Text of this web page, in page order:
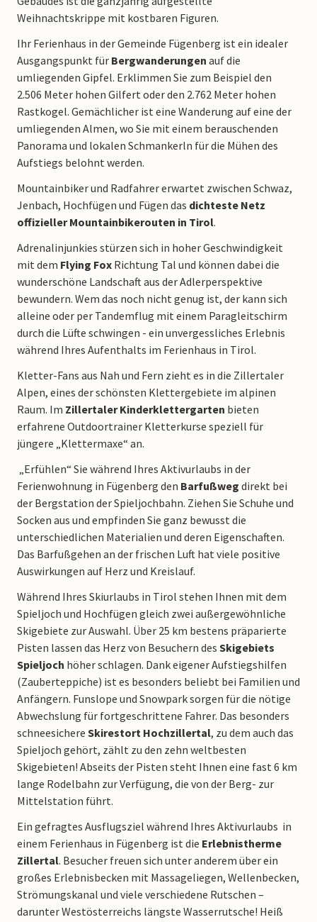
Weihnachtskrippe mit kostbaren Figuren.
Ihr Ferienhaus in der Gemeinde Fügenberg ist ein idealer
Ausgangspunkt für Bergwanderungen auf die
umliegenden Gipfel. Erklimmen Sie zum Beispiel den
2.506 Meter hohen Gilfert oder den 2.762 Meter hohen
Rastkogel. Gemächlicher ist eine Wanderung auf eine der
umliegenden Almen, wo Sie mit einem berauschenden
Panorama und lokalen Schmankerln für die Mühen des
Aufstiegs belohnt werden.
Mountainbiker und Radfahrer erwartet zwischen Schwaz,
Jenbach, Hochfügen und Fügen das dichteste Netz
offizieller Mountainbikerouten in Tirol.
Adrenalinjunkies stürzen sich in hoher Geschwindigkeit
mit dem Flying Fox Richtung Tal und können dabei die
wunderschöne Landschaft aus der Adlerperspektive
bewundern. Wem das noch nicht genug ist, der kann sich
alleine oder per Tandemflug mit einem Paragleitschirm
durch die Lüfte schwingen - ein unvergessliches Erlebnis
während Ihres Aufenthalts im Ferienhaus in Tirol.
Kletter-Fans aus Nah und Fern zieht es in die Zillertaler
Alpen, eines der schönsten Klettergebiete im alpinen
Raum. Im Zillertaler Kinderklettergarten bieten
erfahrene Outdoortrainer Kletterkurse speziell für
jüngere „Klettermaxe“ an.
„Erfühlen“ Sie während Ihres Aktivurlaubs in der
Ferienwohnung in Fügenberg den Barfußweg direkt bei
der Bergstation der Spieljochbahn. Ziehen Sie Schuhe und
Socken aus und empfinden Sie ganz bewusst die
unterschiedlichen Materialien und deren Eigenschaften.
Das Barfußgehen an der frischen Luft hat viele positive
Auswirkungen auf Herz und Kreislauf.
Während Ihres Skiurlaubs in Tirol stehen Ihnen mit dem
Spieljoch und Hochfügen gleich zwei außergewöhnliche
Skigebiete zur Auswahl. Über 25 km bestens präparierte
Pisten lassen das Herz von Besuchern des Skigebiets
Spieljoch höher schlagen. Dank eigener Aufstiegshilfen
(Zauberteppiche) ist es besonders beliebt bei Familien und
Anfängern. Funslope und Snowpark sorgen für die nötige
Abwechslung für fortgeschrittene Fahrer. Das besonders
schneesichere Skirestort Hochzillertal, zu dem auch das
Spieljoch gehört, zählt zu den zehn weltbesten
Skigebieten! Abseits der Pisten steht Ihnen eine fast 6 km
lange Rodelbahn zur Verfügung, die von der Berg- zur
Mittelstation führt.
Ein gefragtes Ausflugsziel während Ihres Aktivurlaubs in
einem Ferienhaus in Fügenberg ist die Erlebnistherme
Zillertal. Besucher freuen sich unter anderem über ein
großes Erlebnisbecken mit Massageliegen, Wellenbecken,
Strömungskanal und viele verschiedene Rutschen –
darunter Westösterreichs längste Wasserrutsche! Heiß